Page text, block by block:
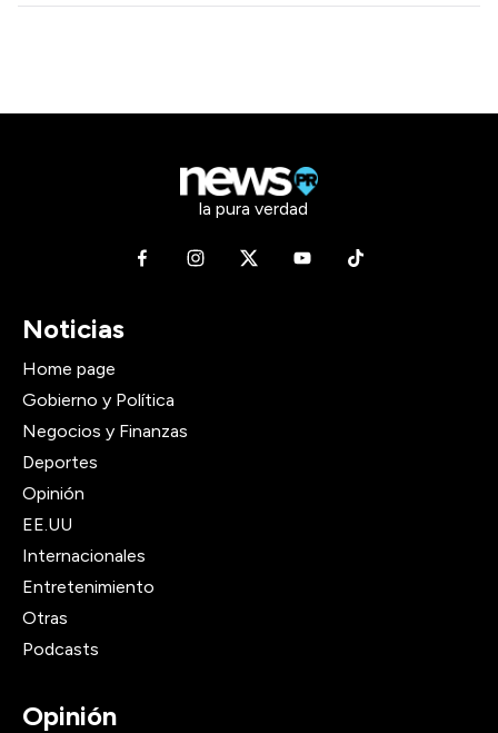
la pura verdad
Noticias
Home page
Gobierno y Política
Negocios y Finanzas
Deportes
Opinión
EE.UU
Internacionales
Entretenimiento
Otras
Podcasts
Opinión